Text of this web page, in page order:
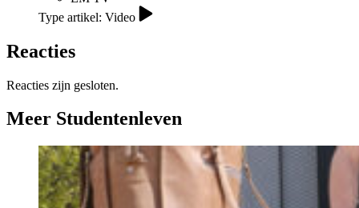
Type artikel: Video
Reacties
Reacties zijn gesloten.
Meer Studentenleven